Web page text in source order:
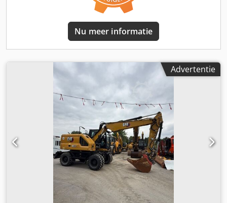
- Mast: Duplex - Aandrijving: Diesel - Merk motor: 3208 CAT
- Transportafmetingen: 5070mm x 2560mm x 3560mm (l x
b x h) - Transportgewicht [kg]: 17000kg - Transportcolli
[st.]: 1 Financiële informatie BTW: De getoonde prijs is
exclusief BTW BTW/marge: BTW verrekenbaar voor
de industriële sectoren Tess van den Boom
Nu meer informatie
Advertentie